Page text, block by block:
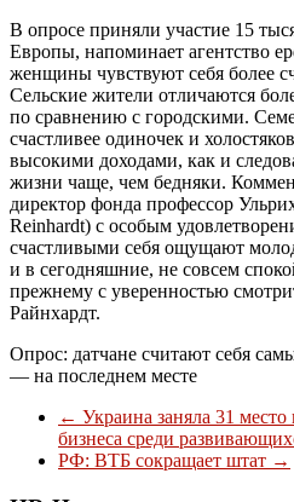
В опросе приняли участие 15
Европы, напоминает агентство
женщины чувствуют себя более
Сельские жители отличаются
по сравнению с городскими.
счастливее одиночек и
высокими доходами, как и
жизни чаще, чем бедняки.
директор фонда профессор
Reinhardt) с особым
счастливыми себя ощущают
и в сегодняшние, не совсем
прежнему с уверенностью
Райнхардт.
Опрос: датчане считают себя
— на последнем месте
← Украина заняла 31
бизнеса среди
РФ: ВТБ сокращает штат →